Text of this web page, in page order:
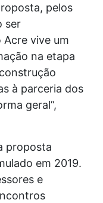
pelos
ser
Acre vive um
na etapa
à parceria dos
geral”,
proposta
em 2019.
e